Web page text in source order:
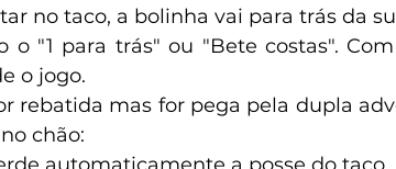
no taco, a bolinha vai para trás da
o "1 para trás" ou "Bete costas".
o jogo.
rebatida mas for pega pela dupla
chão:
automaticamente a posse do taco.